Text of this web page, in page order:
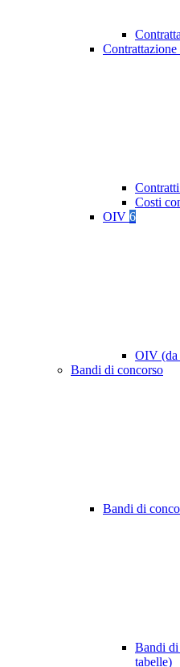
Costi
OIV 6
OIV (da
Bandi di concorso
Bandi di
Bandi di
tabelle)